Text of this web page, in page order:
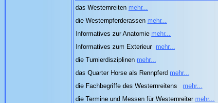
das Westernreiten mehr...
die Westernpferderassen mehr...
Informatives zur Anatomie mehr...
Informatives zum Exterieur mehr...
die Turnierdisziplinen mehr...
das Quarter Horse als Rennpferd mehr...
die Fachbegriffe des Westernreitens
mehr...
die Termine und Messen für Westernreiter mehr...